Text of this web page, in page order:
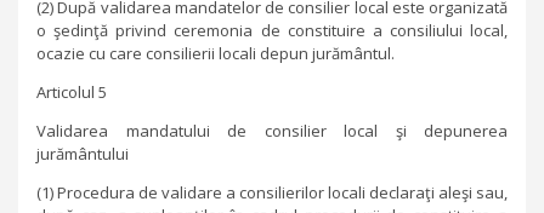
(2) După validarea mandatelor de consilier local este organizată
o şedinţă privind ceremonia de constituire a consiliului local,
ocazie cu care consilierii locali depun jurământul.
Articolul 5
Validarea mandatului de consilier local şi depunerea
jurământului
(1) Procedura de validare a consilierilor locali declaraţi aleşi sau,